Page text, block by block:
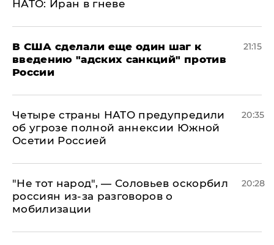
НАТО: Иран в гневе
В США сделали еще один шаг к
введению "адских санкций" против
России
21:15
Четыре страны НАТО предупредили
об угрозе полной аннексии Южной
Осетии Россией
20:35
​"Не тот народ", — Соловьев оскорбил
россиян из-за разговоров о
мобилизации
20:28